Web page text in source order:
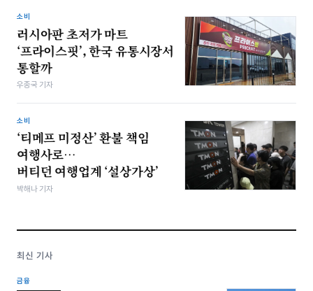
소비
러시아판 초저가 마트
‘프라이스핏’, 한국 유통시장서
통할까
우종국 기자
소비
‘티메프 미정산’ 환불 책임
여행사로…
버티던 여행업계 ‘설상가상’
박해나 기자
최신 기사
금융